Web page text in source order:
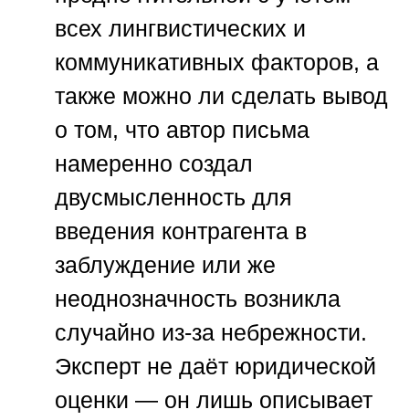
всех лингвистических и
коммуникативных факторов, а
также можно ли сделать вывод
о том, что автор письма
намеренно создал
двусмысленность для
введения контрагента в
заблуждение или же
неоднозначность возникла
случайно из-за небрежности.
Эксперт не даёт юридической
оценки — он лишь описывает